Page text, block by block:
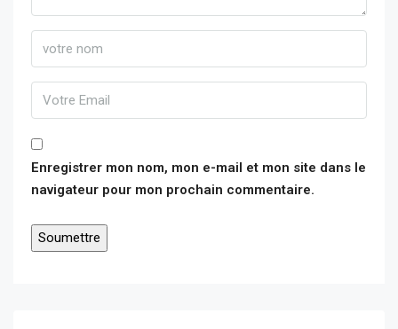
Enregistrer mon nom, mon e-mail et mon site dans le
navigateur pour mon prochain commentaire.